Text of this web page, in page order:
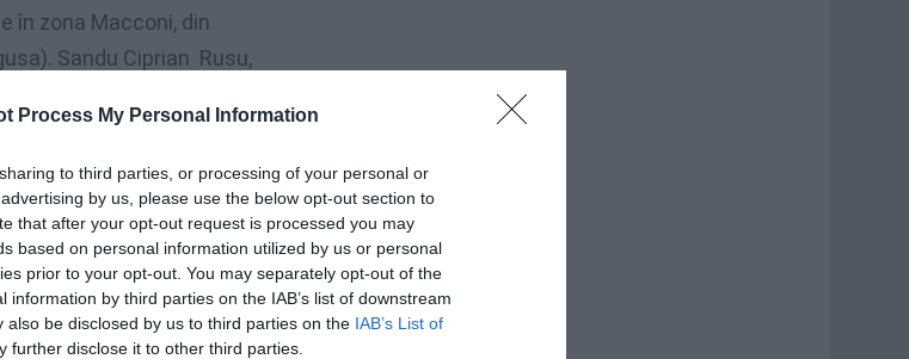
Process My Personal Information
to third parties, or processing of your personal or
by us, please use the below opt-out section to
that after your opt-out request is processed you may
based on personal information utilized by us or personal
prior to your opt-out. You may separately opt-out of the
by third parties on the IAB’s list of downstream
be disclosed by us to third parties on the IAB’s List of
further disclose it to other third parties.
în zona Macconi, din
). Sandu Ciprian Rusu,
înstare de
fost găsitde un rezident,
,lipsit deviaţăpeun